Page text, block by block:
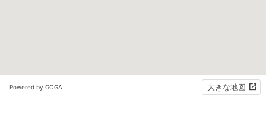
Powered by GOGA 大きな地図